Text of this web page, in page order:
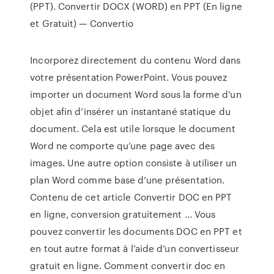
(PPT). Convertir DOCX (WORD) en PPT (En ligne
et Gratuit) — Convertio
Incorporez directement du contenu Word dans
votre présentation PowerPoint. Vous pouvez
importer un document Word sous la forme d’un
objet afin d’insérer un instantané statique du
document. Cela est utile lorsque le document
Word ne comporte qu’une page avec des
images. Une autre option consiste à utiliser un
plan Word comme base d’une présentation.
Contenu de cet article Convertir DOC en PPT
en ligne, conversion gratuitement ... Vous
pouvez convertir les documents DOC en PPT et
en tout autre format à l’aide d’un convertisseur
gratuit en ligne. Comment convertir doc en